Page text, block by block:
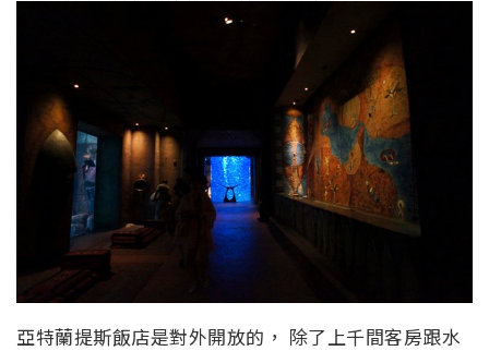
亞特蘭提斯飯店是對外開放的， 除了上千間客房跟水